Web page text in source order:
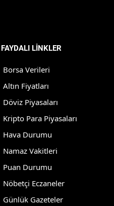
FAYDALI LİNKLER
Borsa Verileri
Altın Fiyatları
Döviz Piyasaları
Kripto Para Piyasaları
Hava Durumu
Namaz Vakitleri
Puan Durumu
Nöbetçi Eczaneler
Günlük Gazeteler